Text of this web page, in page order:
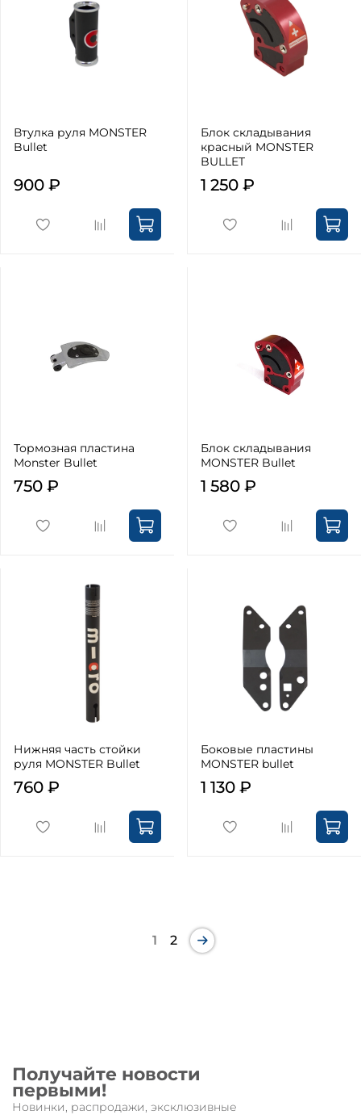
Втулка руля MONSTER
Bullet
900 ₽
Блок складывания
красный MONSTER
BULLET
1 250 ₽
Тормозная пластина
Monster Bullet
750 ₽
Блок складывания
MONSTER Bullet
1 580 ₽
Нижняя часть стойки
руля MONSTER Bullet
760 ₽
Боковые пластины
MONSTER bullet
1 130 ₽
1 2
Получайте новости
первыми!
Новинки, распродажи, эксклюзивные